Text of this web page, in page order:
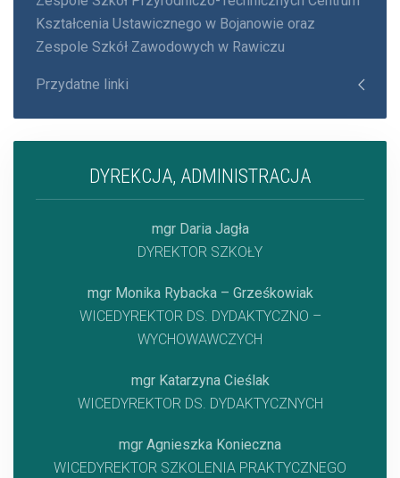
Kształcenia Ustawicznego w Bojanowie oraz
Zespole Szkół Zawodowych w Rawiczu
Przydatne linki
DYREKCJA, ADMINISTRACJA
mgr Daria Jagła
DYREKTOR SZKOŁY
mgr Monika Rybacka – Grześkowiak
WICEDYREKTOR DS. DYDAKTYCZNO –
WYCHOWAWCZYCH
mgr Katarzyna Cieślak
WICEDYREKTOR DS. DYDAKTYCZNYCH
mgr Agnieszka Konieczna
WICEDYREKTOR SZKOLENIA PRAKTYCZNEGO